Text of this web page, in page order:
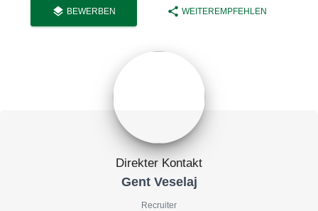
layers BEWERBEN share WEITEREMPFEHLEN
Direkter Kontakt
Gent Veselaj
Recruiter